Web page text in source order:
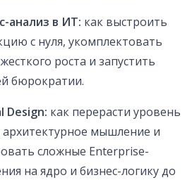
анализ в ИТ: как выстроить
с нуля, укомплектовать
роста и запустить
бюрократии.
Design: как перерасти уровень
мышление и
сложные Enterprise-
на ядро и бизнес-логику до